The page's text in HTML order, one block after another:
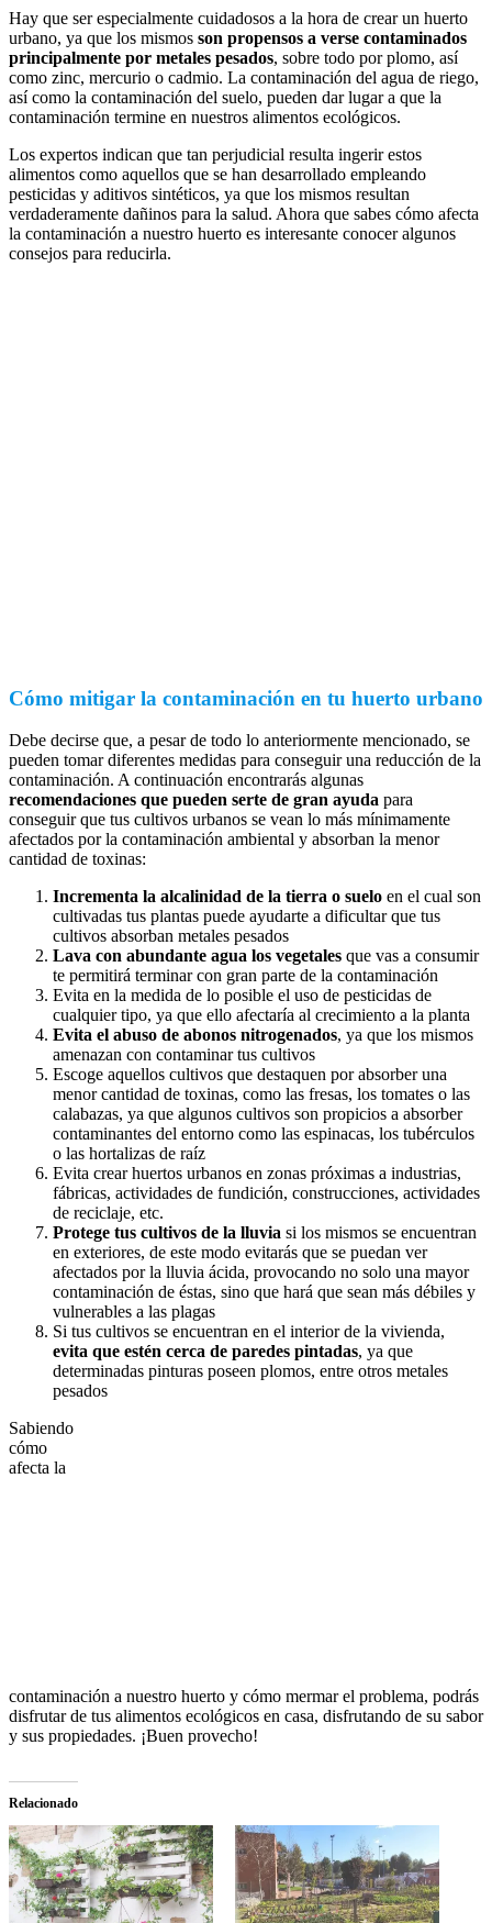
Hay que ser especialmente cuidadosos a la hora de crear un huerto
urbano, ya que los mismos son propensos a verse contaminados
principalmente por metales pesados, sobre todo por plomo, así
como zinc, mercurio o cadmio. La contaminación del agua de riego,
así como la contaminación del suelo, pueden dar lugar a que la
contaminación termine en nuestros alimentos ecológicos.
Los expertos indican que tan perjudicial resulta ingerir estos
alimentos como aquellos que se han desarrollado empleando
pesticidas y aditivos sintéticos, ya que los mismos resultan
verdaderamente dañinos para la salud. Ahora que sabes cómo afecta
la contaminación a nuestro huerto es interesante conocer algunos
consejos para reducirla.
Cómo mitigar la contaminación en tu huerto urbano
Debe decirse que, a pesar de todo lo anteriormente mencionado, se
pueden tomar diferentes medidas para conseguir una reducción de la
contaminación. A continuación encontrarás algunas
recomendaciones que pueden serte de gran ayuda para
conseguir que tus cultivos urbanos se vean lo más mínimamente
afectados por la contaminación ambiental y absorban la menor
cantidad de toxinas:
Incrementa la alcalinidad de la tierra o suelo en el cual son
cultivadas tus plantas puede ayudarte a dificultar que tus
cultivos absorban metales pesados
Lava con abundante agua los vegetales que vas a consumir
te permitirá terminar con gran parte de la contaminación
Evita en la medida de lo posible el uso de pesticidas de
cualquier tipo, ya que ello afectaría al crecimiento a la planta
Evita el abuso de abonos nitrogenados, ya que los mismos
amenazan con contaminar tus cultivos
Escoge aquellos cultivos que destaquen por absorber una
menor cantidad de toxinas, como las fresas, los tomates o las
calabazas, ya que algunos cultivos son propicios a absorber
contaminantes del entorno como las espinacas, los tubérculos
o las hortalizas de raíz
Evita crear huertos urbanos en zonas próximas a industrias,
fábricas, actividades de fundición, construcciones, actividades
de reciclaje, etc.
Protege tus cultivos de la lluvia si los mismos se encuentran
en exteriores, de este modo evitarás que se puedan ver
afectados por la lluvia ácida, provocando no solo una mayor
contaminación de éstas, sino que hará que sean más débiles y
vulnerables a las plagas
Si tus cultivos se encuentran en el interior de la vivienda,
evita que estén cerca de paredes pintadas, ya que
determinadas pinturas poseen plomos, entre otros metales
pesados
Sabiendo
cómo
afecta la
contaminación a nuestro huerto y cómo mermar el problema, podrás
disfrutar de tus alimentos ecológicos en casa, disfrutando de su sabor
y sus propiedades. ¡Buen provecho!
Relacionado